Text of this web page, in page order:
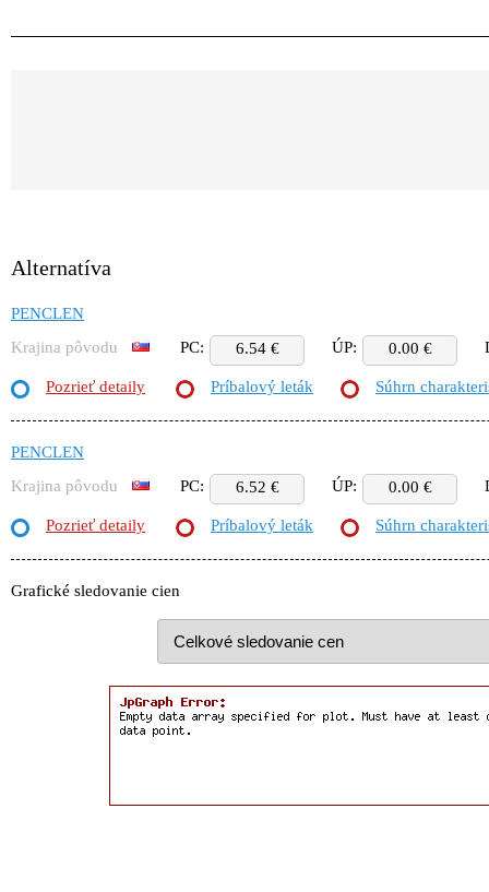
Alternatíva
PENCLEN
Krajina pôvodu
PC: 6.54 € ÚP: 0.00 €
Pozrieť detaily Príbalový leták Súhrn
PENCLEN
Krajina pôvodu
PC: 6.52 € ÚP: 0.00 €
Pozrieť detaily Príbalový leták Súhrn
Grafické sledovanie cien